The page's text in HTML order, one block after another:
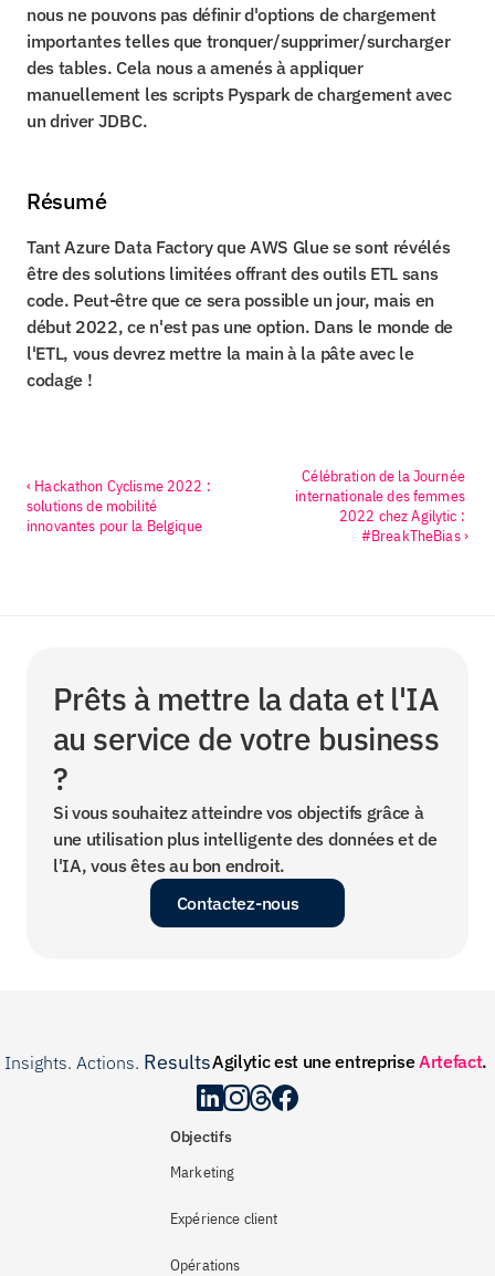
nous ne pouvons pas définir d'options de chargement
importantes telles que tronquer/supprimer/surcharger
des tables. Cela nous a amenés à appliquer
manuellement les scripts Pyspark de chargement avec
un driver JDBC.
Résumé
Tant Azure Data Factory que AWS Glue se sont révélés
être des solutions limitées offrant des outils ETL sans
code. Peut-être que ce sera possible un jour, mais en
début 2022, ce n'est pas une option. Dans le monde de
l'ETL, vous devrez mettre la main à la pâte avec le
codage !
‹ Hackathon Cyclisme 2022 :
solutions de mobilité
innovantes pour la Belgique
Célébration de la Journée
internationale des femmes
2022 chez Agilytic :
#BreakTheBias ›
Prêts à mettre la data et l'IA
au service de votre business
?
Si vous souhaitez atteindre vos objectifs grâce à
une utilisation plus intelligente des données et de
l'IA, vous êtes au bon endroit.
Contactez-nous
Insights. Actions. Results.Agilytic est une entreprise Artefact.
Objectifs
Marketing
Expérience client
Opérations